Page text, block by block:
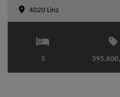
4020 Linz
3